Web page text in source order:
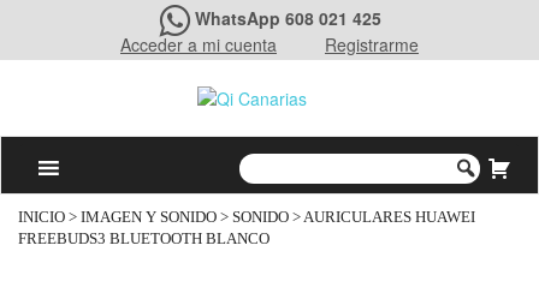
WhatsApp 608 021 425
Acceder a mi cuenta
Registrarme
INICIO > IMAGEN Y SONIDO > SONIDO > AURICULARES HUAWEI
FREEBUDS3 BLUETOOTH BLANCO